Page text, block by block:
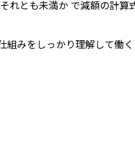
れとも未満か で減額の計算
みをしっかり理解して働